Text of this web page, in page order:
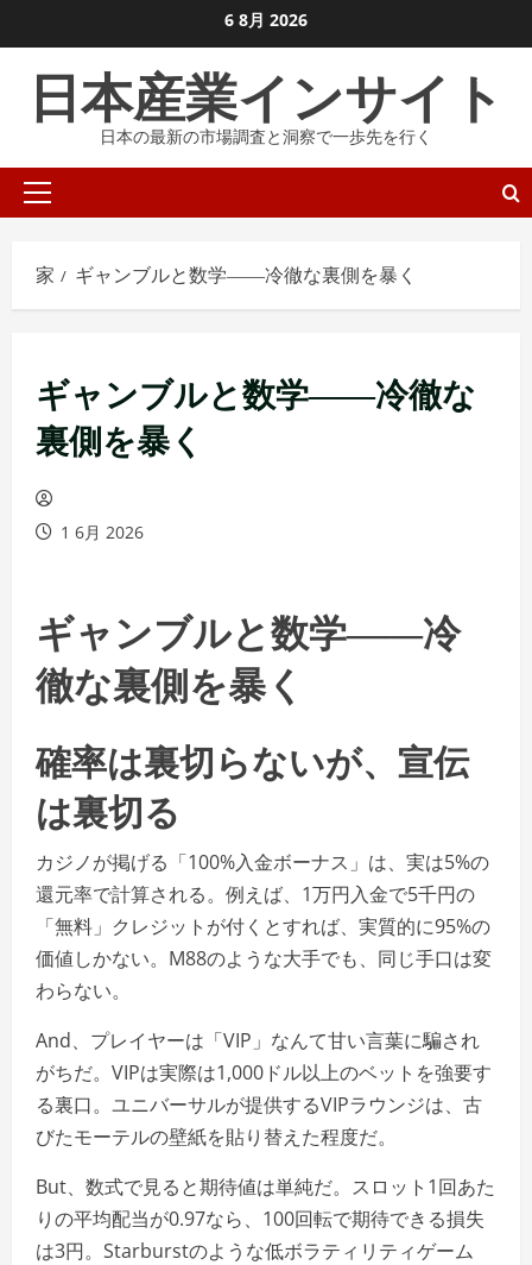
ン
に
プ
6 8月 2026
日本産業インサイト
日本の最新の市場調査と洞察で一歩先を行く
プ
イ
ニ
ュ
ー
家 ギャンブルと数学――冷徹な裏側を暴く
ギャンブルと数学――冷徹な
裏側を暴く
1 6月 2026
ギャンブルと数学――冷
徹な裏側を暴く
確率は裏切らないが、宣伝
は裏切る
カジノが掲げる「100%入金ボーナス」は、実は5%の
還元率で計算される。例えば、1万円入金で5千円の
「無料」クレジットが付くとすれば、実質的に95%の
価値しかない。M88のような大手でも、同じ手口は変
わらない。
And、プレイヤーは「VIP」なんて甘い言葉に騙され
がちだ。VIPは実際は1,000ドル以上のベットを強要す
る裏口。ユニバーサルが提供するVIPラウンジは、古
びたモーテルの壁紙を貼り替えた程度だ。
But、数式で見ると期待値は単純だ。スロット1回あた
りの平均配当が0.97なら、100回転で期待できる損失
は3円。Starburstのような低ボラティリティゲーム